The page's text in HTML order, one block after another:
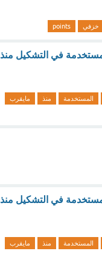
خزفي points
في التشكيل منذ
المستخدمة منذ
مايقرب
في التشكيل منذ
المستخدمة منذ
مايقرب